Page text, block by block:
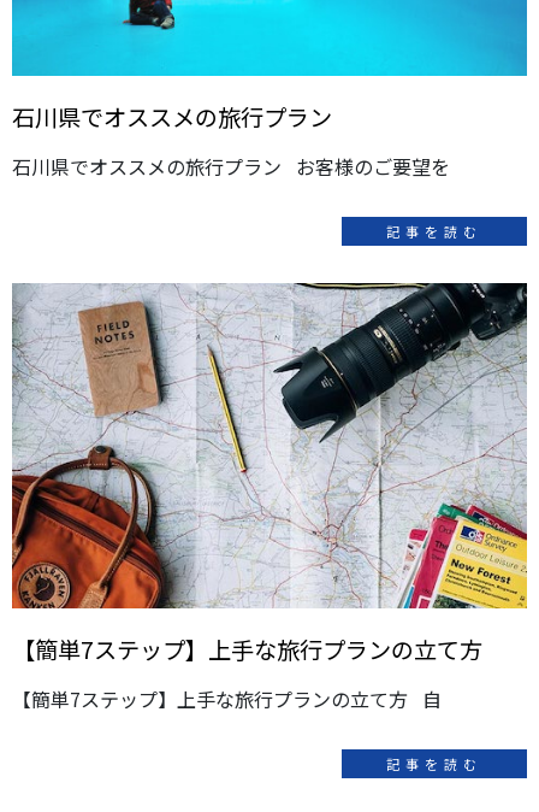
石川県でオススメの旅行プラン
石川県でオススメの旅行プラン お客様のご要望を
記事を読む
【簡単7ステップ】上手な旅行プランの立て方
【簡単7ステップ】上手な旅行プランの立て方 自
記事を読む